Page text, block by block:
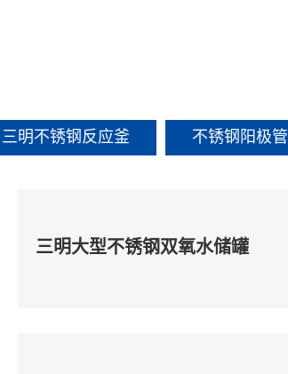
三明不锈钢反应釜 不锈钢阳极管
三明大型不锈钢双氧水储罐